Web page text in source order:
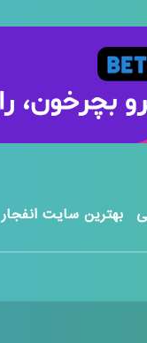
بهترین سایت انفجار